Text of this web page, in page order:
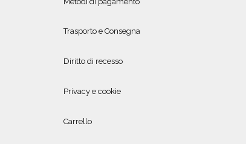
Trasporto e Consegna
Diritto di recesso
Privacy e cookie
Carrello